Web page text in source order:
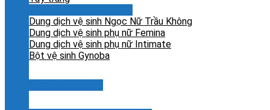
Dung dịch vệ sinh Ngọc Nữ Trầu Không
Dung dịch vệ sinh phụ nữ Femina
Dung dịch vệ sinh phụ nữ Intimate
Bột vệ sinh Gynoba